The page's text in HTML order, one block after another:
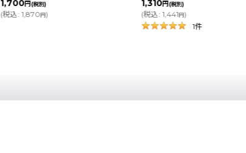
1,700円(税別)
(税込: 1,870円)
1,310円(税別)
(税込: 1,441円)
1件